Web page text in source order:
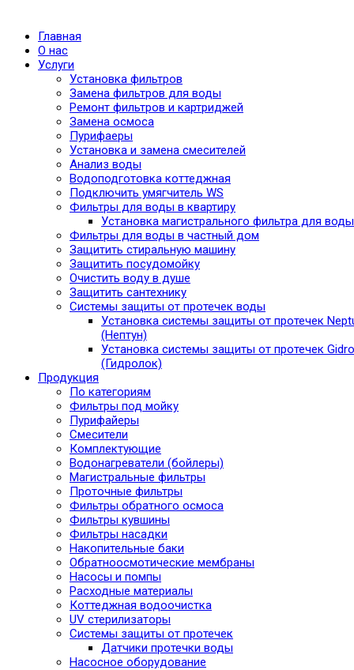
Главная
О нас
Услуги
Установка фильтров
Замена фильтров для воды
Ремонт фильтров и картриджей
Замена осмоса
Пурифаеры
Установка и замена смесителей
Анализ воды
Водоподготовка коттеджная
Подключить умягчитель WS
Фильтры для воды в квартиру
Установка магистрального фильтра для воды
Фильтры для воды в частный дом
Защитить стиральную машину
Защитить посудомойку
Очистить воду в душе
Защитить сантехнику
Системы защиты от протечек воды
Установка системы защиты от протечек
(Нептун)
Установка системы защиты от протечек
(Гидролок)
Продукция
По категориям
Фильтры под мойку
Пурифайеры
Смесители
Комплектующие
Водонагреватели (бойлеры)
Магистральные фильтры
Проточные фильтры
Фильтры обратного осмоса
Фильтры кувшины
Фильтры насадки
Накопительные баки
Обратноосмотические мембраны
Насосы и помпы
Расходные материалы
Коттеджная водоочистка
UV стерилизаторы
Системы защиты от протечек
Датчики протечки воды
Насосное оборудование